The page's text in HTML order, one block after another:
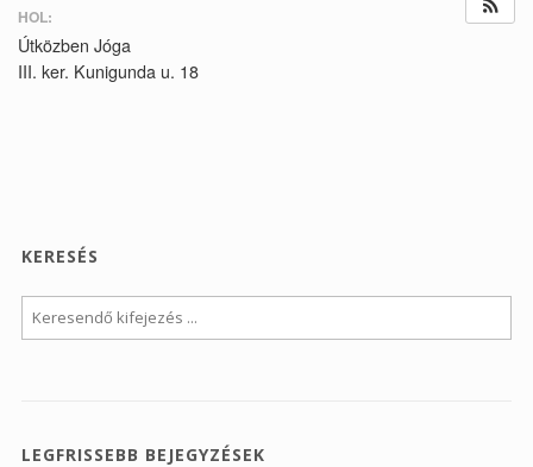
HOL:
Útközben Jóga
III. ker. Kunigunda u. 18
KERESÉS
LEGFRISSEBB BEJEGYZÉSEK